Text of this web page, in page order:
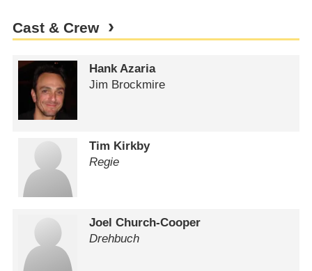
Cast & Crew
Hank Azaria
Jim Brockmire
Tim Kirkby
Regie
Joel Church-Cooper
Drehbuch